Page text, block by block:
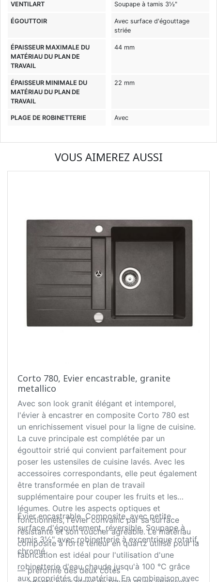
VENTILART Soupape à tamis 3½"
ÉGOUTTOIR
Avec surface d'égouttage
striée
ÉPAISSEUR MAXIMALE DU
MATÉRIAU DU PLAN DE
TRAVAIL
44 mm
ÉPAISSEUR MINIMALE DU
MATÉRIAU DU PLAN DE
TRAVAIL
22 mm
PLAGE DE ROBINETTERIE Avec
VOUS AIMEREZ AUSSI
Corto 780, Evier encastrable, granite
metallico
Avec son look granit élégant et intemporel,
l'évier à encastrer en composite Corto 780 est
un enrichissement visuel pour la ligne de cuisine.
La cuve principale est complétée par un
égouttoir strié qui convient parfaitement pour
poser les ustensiles de cuisine lavés. Avec les
accessoires correspondants, elle peut également
être transformée en plan de travail
supplémentaire pour couper les fruits et les
légumes. Outre les aspects optiques et
fonctionnels, l'évier convainc par sa surface
résistante et son toucher agréable. Le matériau
composite à forte teneur en quartz utilisé pour la
fabrication est idéal pour l'utilisation d'une
robinetterie d'eau chaude jusqu'à 100 °C grâce
aux propriétés du matériau. En combinaison avec
Évier encastrable. Composite, avec petite
surface d'égouttement, réversible. Soupape à
tamis 3½" avec robinetterie à excentrique rotatif,
chromé.
— préformé des deux côtés